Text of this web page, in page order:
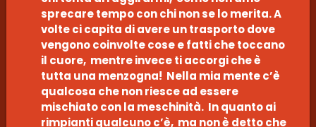
sprecare tempo con chi non se lo merita. A
volte ci capita di avere un trasporto dove
vengono coinvolte cose e fatti che toccano
il cuore, mentre invece ti accorgi che è
tutta una menzogna! Nella mia mente c’è
qualcosa che non riesce ad essere
mischiato con la meschinità. In quanto ai
rimpianti qualcuno c’è, ma non è detto che